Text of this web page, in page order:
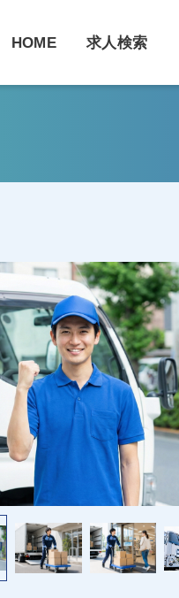
HOME 求人検索